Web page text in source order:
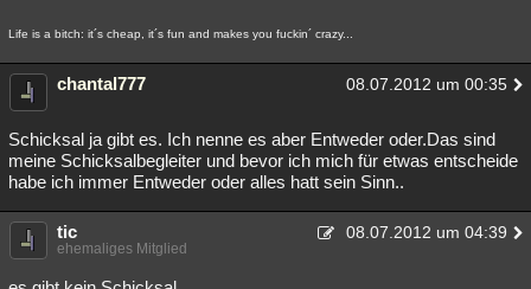
Life is a bitch: it´s cheap, it´s fun and makes you fuckin´ crazy...
chantal777 08.07.2012 um 00:35
Schicksal ja gibt es. Ich nenne es aber Entweder oder.Das sind
meine Schicksalbegleiter und bevor ich mich für etwas entscheide
habe ich immer Entweder oder alles hatt sein Sinn..
tic 08.07.2012 um 04:39
ehemaliges Mitglied